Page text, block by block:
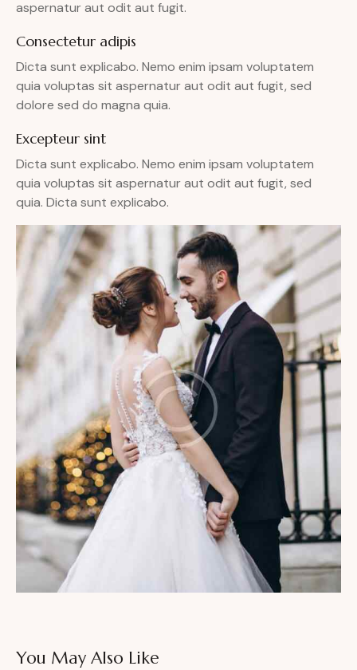
aspernatur aut odit aut fugit.
Consectetur adipis
Dicta sunt explicabo. Nemo enim ipsam voluptatem
quia voluptas sit aspernatur aut odit aut fugit, sed
dolore sed do magna quia.
Excepteur sint
Dicta sunt explicabo. Nemo enim ipsam voluptatem
quia voluptas sit aspernatur aut odit aut fugit, sed
quia. Dicta sunt explicabo.
You May Also Like